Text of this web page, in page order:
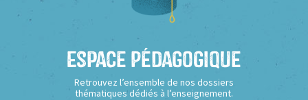
Espace Pédagogique
Retrouvez l’ensemble de nos dossiers
thématiques dédiés à l’enseignement.